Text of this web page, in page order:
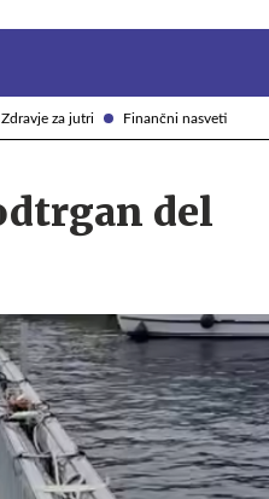
Zdravje za jutri Finančni nasveti
del